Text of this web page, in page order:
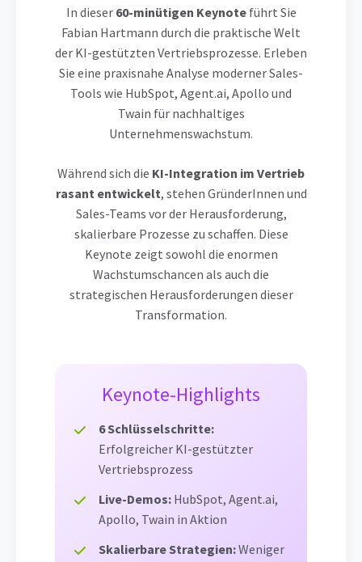
In dieser 60-minütigen Keynoteführt Sie
Fabian Hartmann durch die praktische Welt
der KI-gestützten Vertriebsprozesse. Erleben
Sie eine praxisnahe Analyse moderner Sales-
Tools wie HubSpot, Agent.ai, Apollo und
Twain für nachhaltiges
Unternehmenswachstum.
Während sich die KI-Integration im Vertrieb
rasant entwickelt, stehen GründerInnen und
Sales-Teams vor der Herausforderung,
skalierbare Prozesse zu schaffen. Diese
Keynote zeigt sowohl die enormen
Wachstumschancen als auch die
strategischen Herausforderungen dieser
Transformation.
Keynote-Highlights
6 Schlüsselschritte:
Erfolgreicher KI-gestützter
Vertriebsprozess
Live-Demos: HubSpot, Agent.ai,
Apollo, Twain in Aktion
Skalierbare Strategien:Weniger